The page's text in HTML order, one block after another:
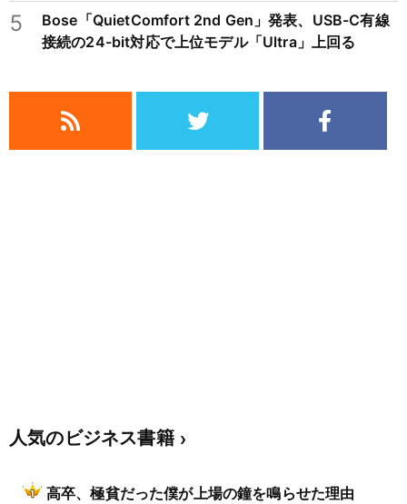
5
Bose「QuietComfort 2nd Gen」発表、USB-C有線
接続の24-bit対応で上位モデル「Ultra」上回る
人気のビジネス書籍
高卒、極貧だった僕が上場の鐘を鳴らせた理由